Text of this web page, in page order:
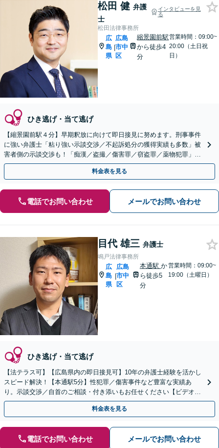
松田 健 弁護
士
インタビューを見
る
松田法律事務所
広
島
県
|
広島
市中
区
縮景園前駅
から徒歩4
分
営業時間：09:00~
20:00（土日祝
日）
ひき逃げ・当て逃げ
【縮景園前駅４分】早期釈放に向けて即日接見に努めます。刑事事件
に強い弁護士「粘り強い示談交渉／不起訴処分の獲得実績も多数」被
害者側の示談交渉も！「痴漢／盗撮／傷害罪／窃盗罪／薬物犯罪」
【休日・夜間相談】【裁判員裁判の経験あり】
料金表を見る
電話でお問い合わせ メールでお問い合わせ
目代 雄三 弁護士
鳴戸法律事務所
広
島
県
|
広島
市中
区
本通駅 か
ら徒歩5
分
営業時間：09:00~
19:00（土曜日）
ひき逃げ・当て逃げ
【法テラス可】【広島県内の即日接見可】10年の弁護士経験を活かし
スピード解決！【本通駅5分】性犯罪／傷害事件など豊富な実績あ
り。示談交渉／自首のご相談・付き添いもお任せください【ビデオ面
談可】【初回相談無料】
料金表を見る
電話でお問い合わせ メールでお問い合わせ